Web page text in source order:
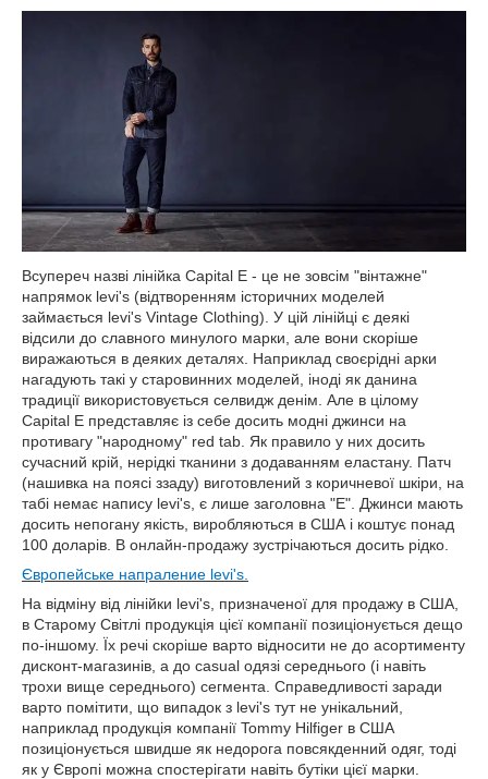
Всупереч назві лінійка Capital E - це не зовсім "вінтажне"
напрямок levi's (відтворенням історичних моделей
займається levi's Vintage Clothing). У цій лінійці є деякі
відсили до славного минулого марки, але вони скоріше
виражаються в деяких деталях. Наприклад своєрідні арки
нагадують такі у старовинних моделей, іноді як данина
традиції використовується селвидж денім. Але в цілому
Capital E представляє із себе досить модні джинси на
противагу "народному" red tab. Як правило у них досить
сучасний крій, нерідкі тканини з додаванням еластану. Патч
(нашивка на поясі ззаду) виготовлений з коричневої шкіри, на
табі немає напису levi's, є лише заголовна "Е". Джинси мають
досить непогану якість, виробляються в США і коштує понад
100 доларів. В онлайн-продажу зустрічаються досить рідко
Європейське напраление levi's.
На відміну від лінійки levi's, призначеної для продажу в США,
в Старому Світлі продукція цієї компанії позиціонується дещо
по-іншому. Їх речі скоріше варто відносити не до асортименту
дисконт-магазинів, а до casual одязі середнього (і навіть
трохи вище середнього) сегмента. Справедливості заради
варто помітити, що випадок з levi's тут не унікальний,
наприклад продукція компанії Tommy Hilfiger в США
позиціонується швидше як недорога повсякденний одяг, тоді
як у Європі можна спостерігати навіть бутіки цієї марки.